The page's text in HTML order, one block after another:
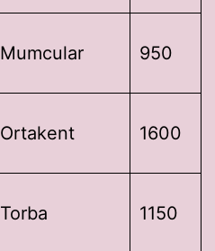
Mumcular 950
Ortakent 1600
Torba 1150